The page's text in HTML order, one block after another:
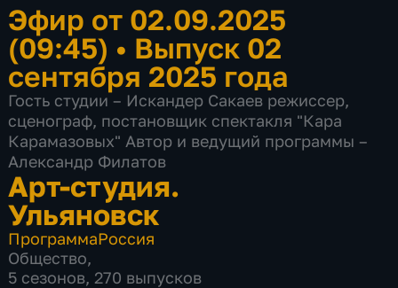
Эфир от 02.09.2025
(09:45) • Выпуск 02
сентября 2025 года
Гость студии – Искандер Сакаев режиссер,
сценограф, постановщик спектакля "Кара
Карамазовых" Автор и ведущий программы –
Александр Филатов
Арт-студия.
Ульяновск
ПрограммаРоссия
Общество,
5 сезонов, 270 выпусков